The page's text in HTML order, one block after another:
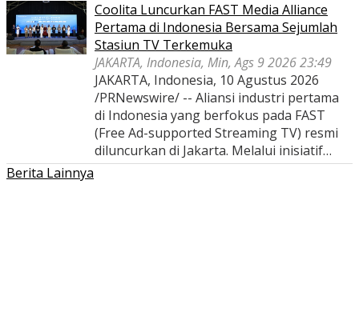
Coolita Luncurkan FAST Media Alliance
Pertama di Indonesia Bersama Sejumlah
Stasiun TV Terkemuka
JAKARTA, Indonesia, Min, Ags 9 2026 23:49
JAKARTA, Indonesia, 10 Agustus 2026
/PRNewswire/ -- Aliansi industri pertama
di Indonesia yang berfokus pada FAST
(Free Ad-supported Streaming TV) resmi
diluncurkan di Jakarta. Melalui inisiatif…
Berita Lainnya